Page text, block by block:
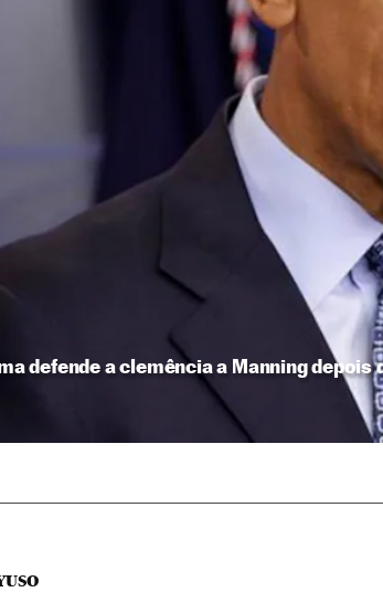
defende a clemência a Manning depois